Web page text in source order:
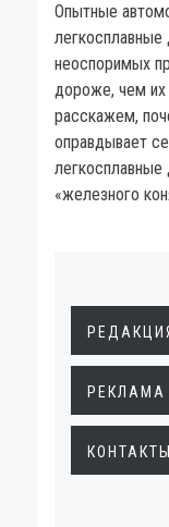
Опытные
неоспоримых
дороже, чем их
расскажем,
оправдывает
легкосплавные
«железного
РЕКЛАМА
КОНТАКТЫ